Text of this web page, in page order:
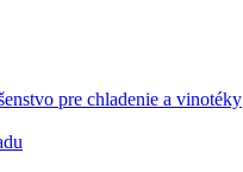
pre chladenie a vinotéky